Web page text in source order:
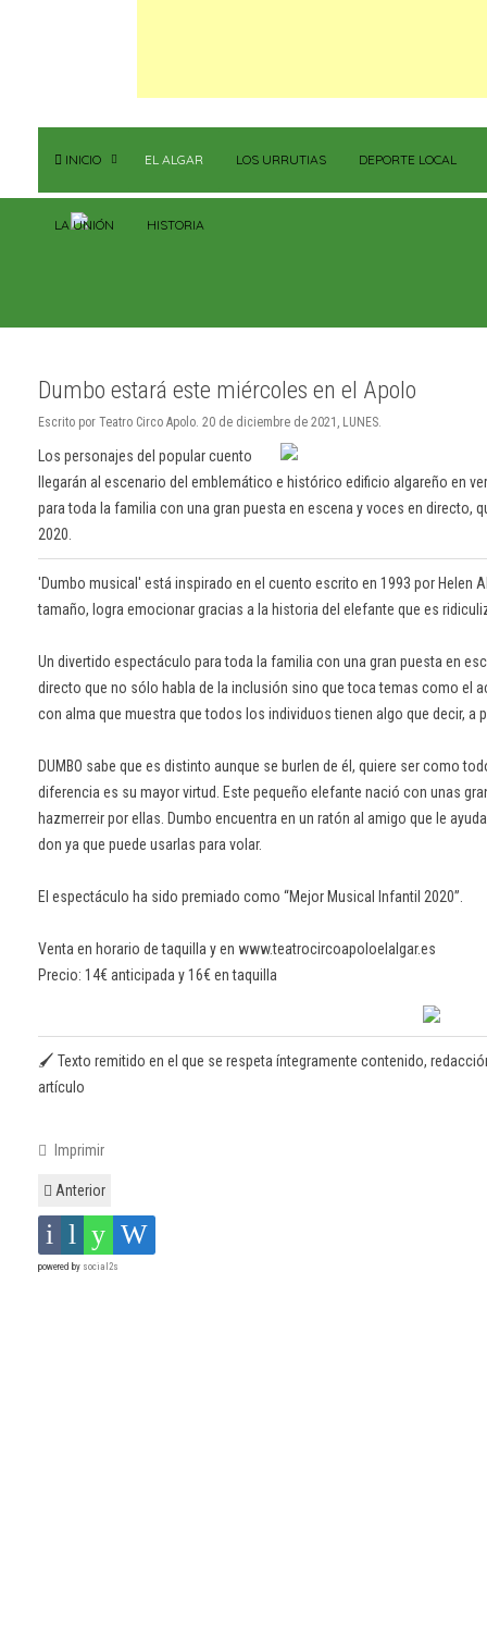
INICIO EL ALGAR LOS URRUTIAS DEPORTE LOCAL
LA UNIÓN HISTORIA
Dumbo estará este miércoles en el Apolo
Escrito por Teatro Circo Apolo. 20 de diciembre de 2021, LUNES.
Los personajes del popular cuento
llegarán al escenario del emblemático e histórico edificio algareño en
para toda la familia con una gran puesta en escena y voces en
2020.
'Dumbo musical' está inspirado en el cuento escrito en 1993 por Helen
tamaño, logra emocionar gracias a la historia del elefante que es
Un divertido espectáculo para toda la familia con una gran puesta en
directo que no sólo habla de la inclusión sino que toca temas como el
con alma que muestra que todos los individuos tienen algo que decir, a
DUMBO sabe que es distinto aunque se burlen de él, quiere ser como
diferencia es su mayor virtud. Este pequeño elefante nació con unas
hazmerreir por ellas. Dumbo encuentra en un ratón al amigo que le
don ya que puede usarlas para volar.
El espectáculo ha sido premiado como “Mejor Musical Infantil 2020”.
Venta en horario de taquilla y en www.teatrocircoapoloelalgar.es
Precio: 14€ anticipada y 16€ en taquilla
🖌️ Texto remitido en el que se respeta íntegramente contenido,
artículo
Imprimir
Anterior
powered by social2s